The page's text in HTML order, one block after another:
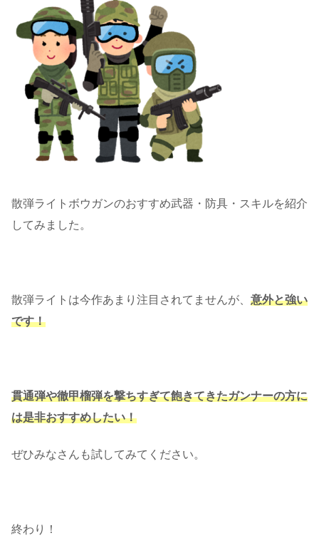
散弾ライトボウガンのおすすめ武器・防具・スキルを紹介
してみました。
散弾ライトは今作あまり注目されてませんが、 意外と強い
です！
貫通弾や徹甲榴弾を撃ちすぎて飽きてきたガンナーの方に
は是非おすすめしたい！
ぜひみなさんも試してみてください。
終わり！